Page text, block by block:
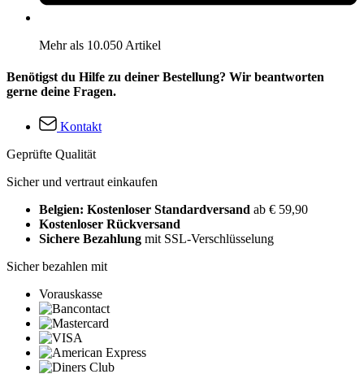
Mehr als 10.050 Artikel
Benötigst du Hilfe zu deiner Bestellung? Wir beantworten
gerne deine Fragen.
Kontakt
Geprüfte Qualität
Sicher und vertraut einkaufen
Belgien: Kostenloser Standardversand ab € 59,90
Kostenloser Rückversand
Sichere Bezahlung mit SSL-Verschlüsselung
Sicher bezahlen mit
Vorauskasse